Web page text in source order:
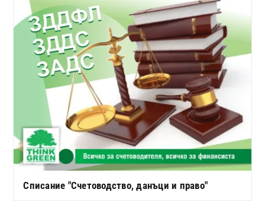
Списание "Счетоводство, данъци и право"